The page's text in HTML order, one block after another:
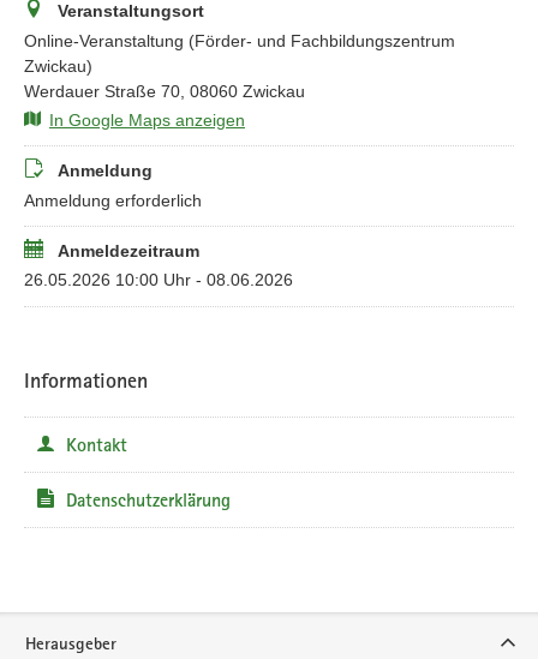
Veranstaltungsort
Online-Veranstaltung (Förder- und Fachbildungszentrum
Zwickau)
Werdauer Straße 70, 08060 Zwickau
In Google Maps anzeigen
Anmeldung
Anmeldung erforderlich
Anmeldezeitraum
26.05.2026 10:00 Uhr - 08.06.2026
Informationen
Kontakt
Datenschutzerklärung
Herausgeber